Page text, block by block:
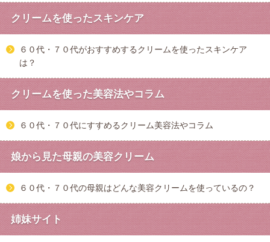
クリームを使ったスキンケア
６０代・７０代がおすすめするクリームを使ったスキンケア
は？
クリームを使った美容法やコラム
６０代・７０代にすすめるクリーム美容法やコラム
娘から見た母親の美容クリーム
６０代・７０代の母親はどんな美容クリームを使っているの？
姉妹サイト